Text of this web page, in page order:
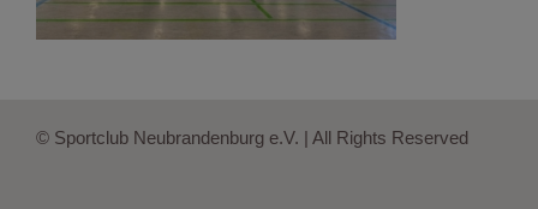
© Sportclub Neubrandenburg e.V. | All Rights Reserved